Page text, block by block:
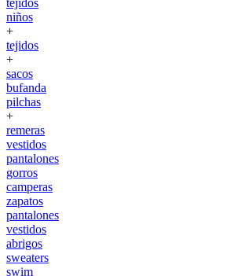
tejidos
niños
+
tejidos
+
sacos
bufanda
pilchas
+
remeras
vestidos
pantalones
gorros
camperas
zapatos
pantalones
vestidos
abrigos
sweaters
swim